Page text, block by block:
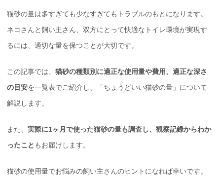
猫砂の量は多すぎても少なすぎてもトラブルのもとになります。
ネコさんと飼い主さん、双方にとって快適なトイレ環境が実現す
るには、適切な量を保つことが大切です。
この記事では、猫砂の種類別に適正な使用量や費用、適正な深さ
の目安を一覧表でご紹介し、「ちょうどいい猫砂の量」について
解説します。
また、実際に1ヶ月で使った猫砂の量も調査し、観察記録からわか
ったこと もお届けします。
猫砂の使用量でお悩みの飼い主さんのヒントになれば幸いです。